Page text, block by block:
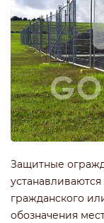
Защитные
гражданского
обозначения